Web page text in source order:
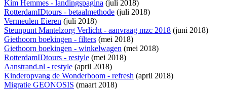
Kim Hemmes - landingspagina (juli 2018)
RotterdamIDtours - betaalmethode (juli 2018)
Vermeulen Eieren (juli 2018)
Steunpunt Mantelzorg Verlicht - aanvraag mzc 2018 (juni 2018)
Giethoorn boekingen - filters (mei 2018)
Giethoorn boekingen - winkelwagen (mei 2018)
RotterdamIDtours - restyle (mei 2018)
Aanstrand.nl - restyle (april 2018)
Kinderopvang de Wonderboom - refresh (april 2018)
Migratie GEONOSIS (maart 2018)